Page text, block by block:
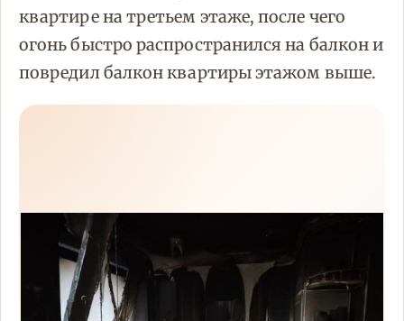
квартире на третьем этаже, после чего
огонь быстро распространился на балкон и
повредил балкон квартиры этажом выше.